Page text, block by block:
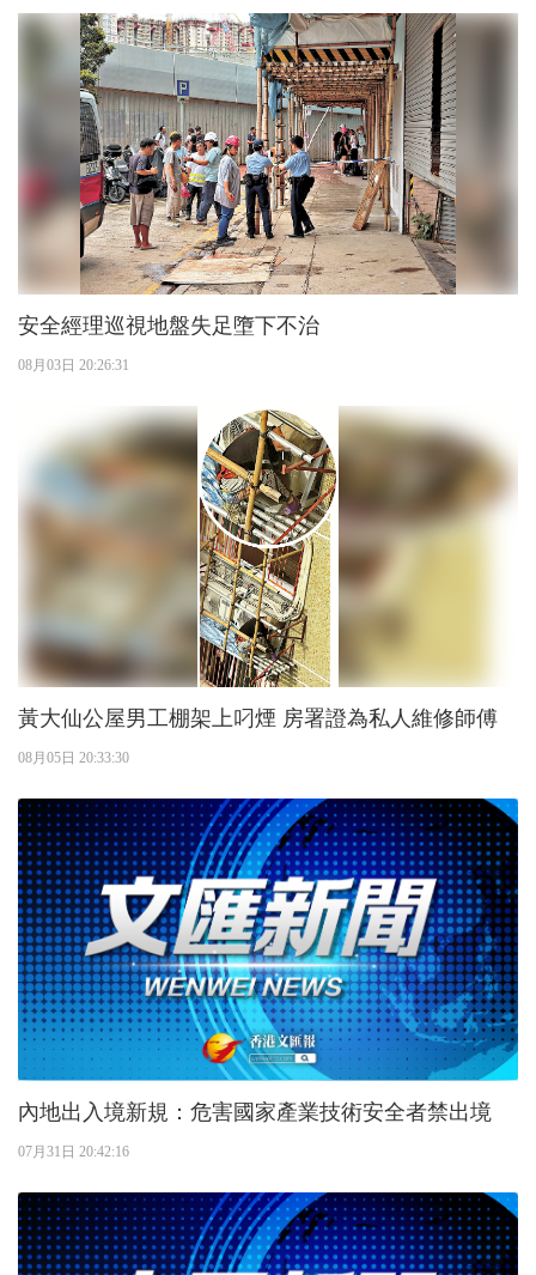
安全經理巡視地盤失足墮下不治
08月03日 20:26:31
黃大仙公屋男工棚架上叼煙 房署證為私人維修師傅
08月05日 20:33:30
內地出入境新規：危害國家產業技術安全者禁出境
07月31日 20:42:16